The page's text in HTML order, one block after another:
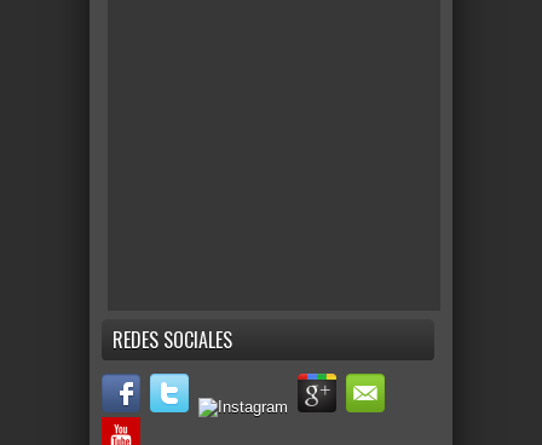
REDES SOCIALES